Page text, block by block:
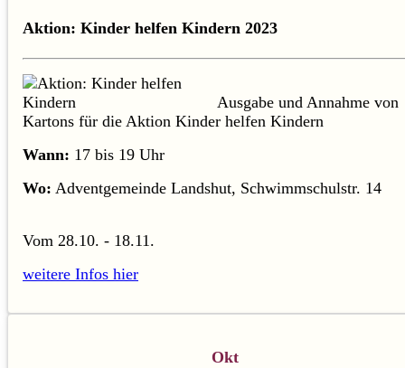
Aktion: Kinder helfen Kindern 2023
Ausgabe und Annahme von
Kartons für die Aktion Kinder helfen Kindern
Wann: 17 bis 19 Uhr
Wo: Adventgemeinde Landshut, Schwimmschulstr. 14
Vom 28.10. - 18.11.
weitere Infos hier
Okt